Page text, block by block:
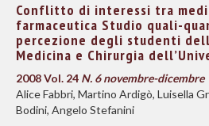
Conflitto di interessi tra
farmaceutica Studio quali-
percezione degli studenti
Medicina e Chirurgia
2008 Vol. 24 N. 6 novembre-dicembre
Alice Fabbri, Martino Ardigò, Luisella
Bodini, Angelo Stefanini